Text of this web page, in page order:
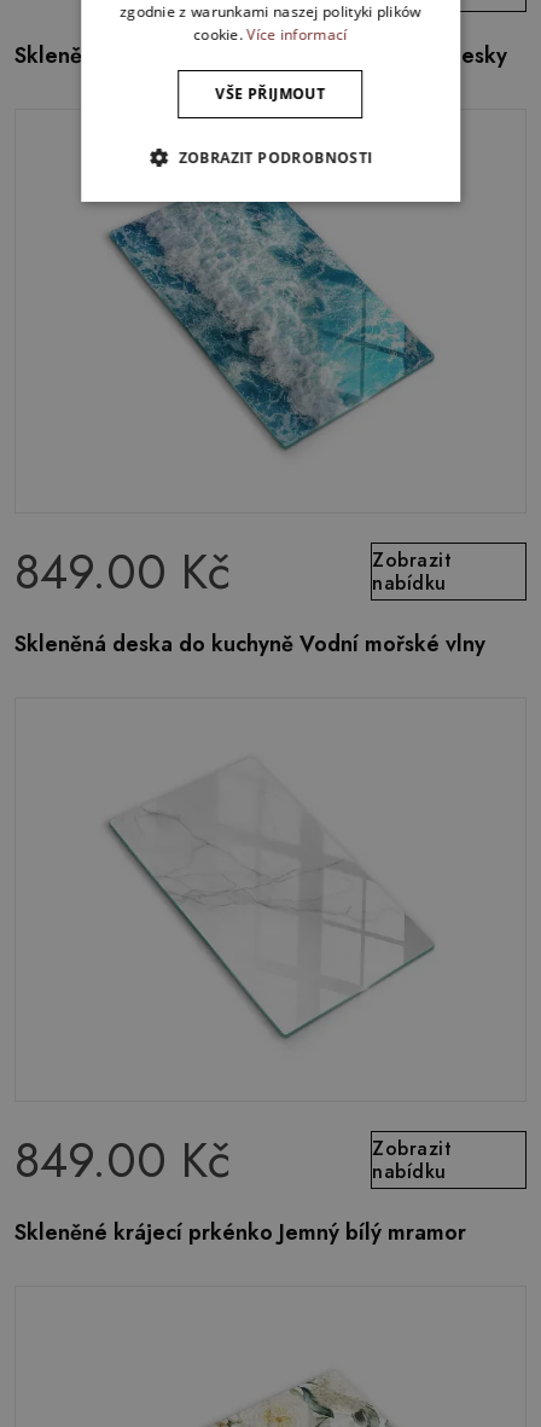
Skleněná deska do kuchyně Staré dřevěné desky
849.00 Kč
Zobrazit
nabídku
Skleněná deska do kuchyně Vodní mořské vlny
849.00 Kč
Zobrazit
nabídku
Skleněné krájecí prkénko Jemný bílý mramor
zgodnie z warunkami naszej polityki plików
cookie.Více informací
VŠE PŘIJMOUT
ZOBRAZIT PODROBNOSTI